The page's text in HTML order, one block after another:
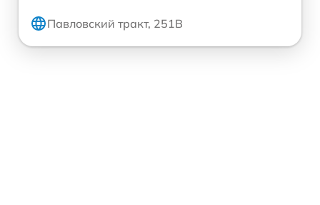
Павловский тракт, 251В